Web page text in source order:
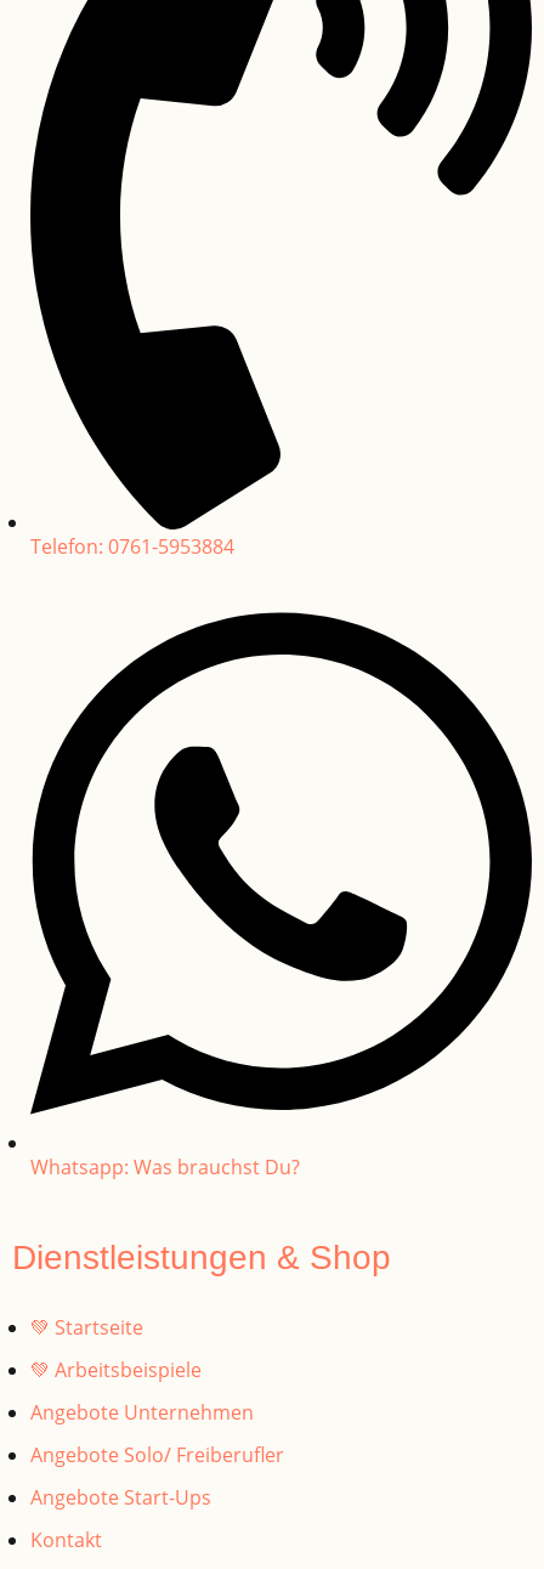
Telefon: 0761-5953884
Whatsapp: Was brauchst Du?
Dienstleistungen & Shop
💚 Startseite
💚 Arbeitsbeispiele
Angebote Unternehmen
Angebote Solo/ Freiberufler
Angebote Start-Ups
Kontakt